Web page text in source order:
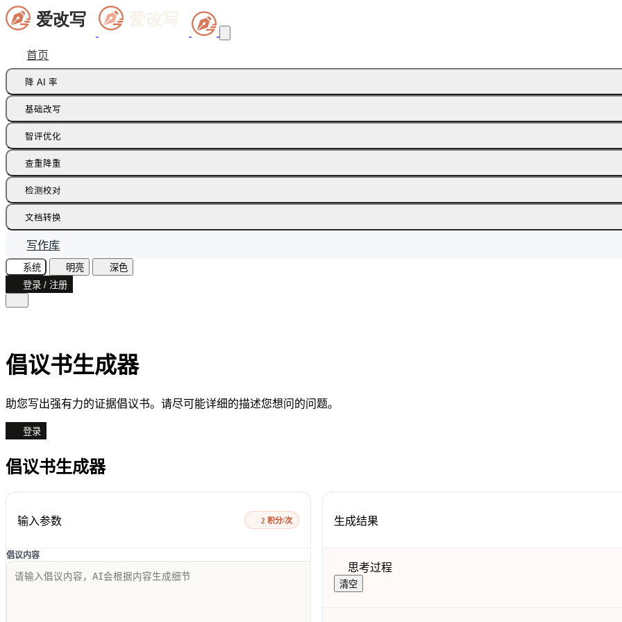
首页
降 AI 率
痕迹橡皮擦
多语种降痕
基础改写
同义词替换
智评优化
批注智改
查重降重
论文降重
检测校对
AI 文本检测(中文)
AI 文本检测(英文)
AI 图片检测
AI味诊断
文本纠错
文档转换
飞书文档
智能读文
文档识别
写作库
系统 明亮
深色
登录 / 注册
倡议书生成器
助您写出强有力的证据倡议书。请尽可能详细的描述您想问的问题。
登录
倡议书生成器
输入参数 2 积分/次
倡议内容
生成结果
思考过程
清空